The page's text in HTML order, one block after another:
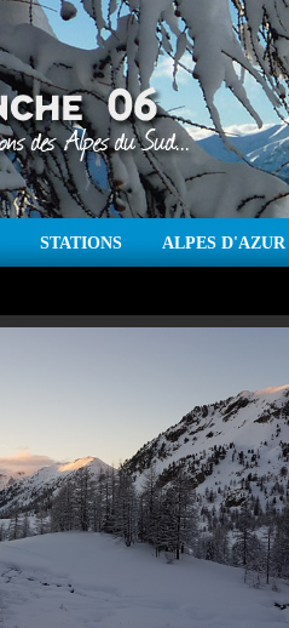
STATIONS ALPES D'AZUR
: T° Min :°CT° Max :°C |
en direct l'actualité des stations